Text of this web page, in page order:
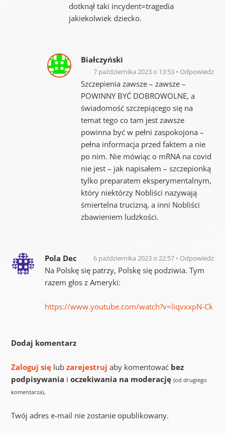
dotknął taki incydent=tragedia
jakiekolwiek dziecko.
Białczyński
7 października 2023 o 13:53 Odpowiedz
Szczepienia zawsze – zawsze –
POWINNY BYĆ DOBROWOLNE, a
świadomość szczepiącego się na
temat tego co tam jest zawsze
powinna być w pełni zaspokojona –
pełna informacja przed faktem a nie
po nim. Nie mówiąc o mRNA na covid
nie jest – jak napisałem – szczepionką
tylko preparatem eksperymentalnym,
który niektórzy Nobliści nazywają
śmiertelna trucizną, a inni Nobliści
zbawieniem ludzkości.
Pola Dec 6 października 2023 o 22:57 Odpowiedz
Na Polskę się patrzy, Polskę się podziwia. Tym
razem głos z Ameryki:
https://www.youtube.com/watch?v=liqvxxpN-Ck
Dodaj komentarz
Zaloguj sięlub zarejestruj aby komentować bez
podpisywania i oczekiwania na moderację (od drugiego
komentarza).
Twój adres e-mail nie zostanie opublikowany.